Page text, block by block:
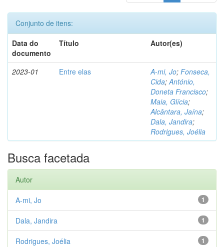
Conjunto de itens:
Data do
documento
Título Autor(es)
2023-01 Entre elas A-mi, Jo; Fonseca,
Cida;António,
Doneta Francisco;
Maia, Glícia;
Alcântara, Jaína;
Dala, Jandira;
Rodrigues, Joélia
Busca facetada
Autor
1
A-mi, Jo
1
Dala, Jandira
1
Rodrigues, Joélia